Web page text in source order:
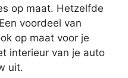
op maat. Hetzelfde
voordeel van
op maat voor je
interieur van je auto
uit.